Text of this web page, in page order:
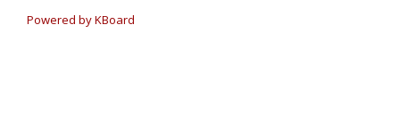
Powered by KBoard